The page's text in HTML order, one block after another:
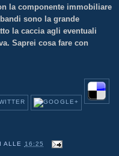
la componente immobiliare
sono la grande
la caccia agli eventuali
Saprei cosa fare con
ALLE 16:25